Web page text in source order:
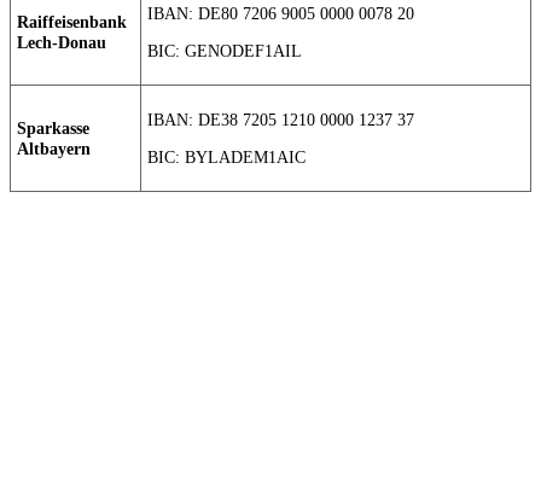
Raiffeisenbank
Lech-Donau
IBAN: DE80 7206 9005 0000 0078 20
BIC: GENODEF1AIL
Sparkasse
Altbayern
IBAN: DE38 7205 1210 0000 1237 37
BIC: BYLADEM1AIC